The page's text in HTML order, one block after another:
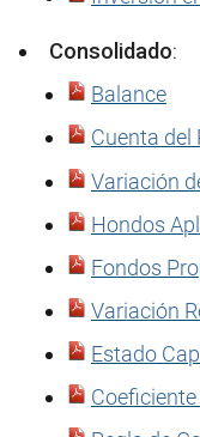
Consolidado:
Balance
Cuenta del
Variación
Hondos
Fondos
Variación
Estado